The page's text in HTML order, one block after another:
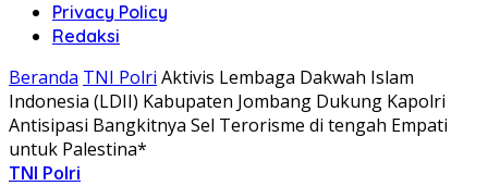
Privacy Policy
Redaksi
Beranda TNI Polri Aktivis Lembaga Dakwah Islam
Indonesia (LDII) Kabupaten Jombang Dukung Kapolri
Antisipasi Bangkitnya Sel Terorisme di tengah Empati
untuk Palestina*
TNI Polri